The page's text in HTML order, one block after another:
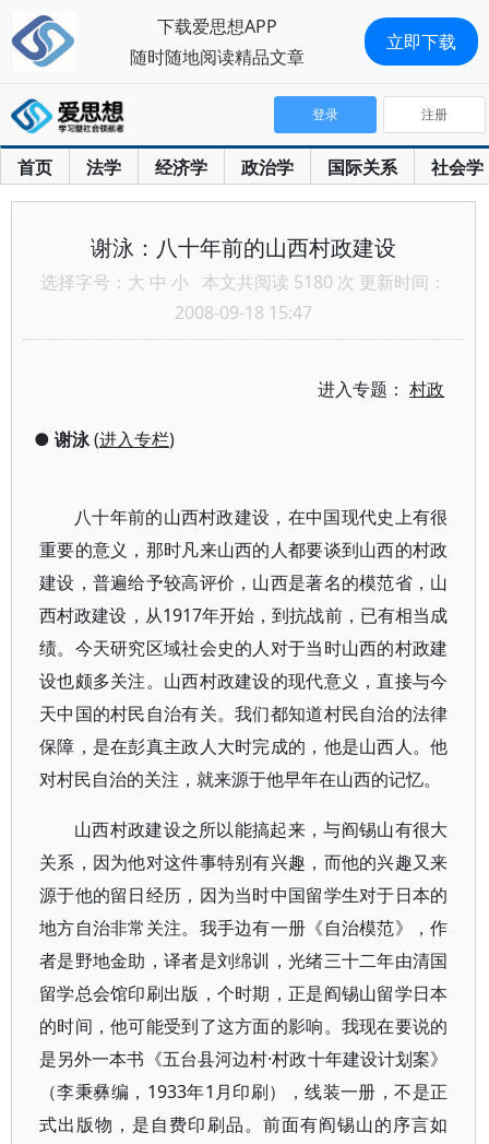
首页 法学 经济学 政治学 国际关系 社会学
登录 注册
谢泳：八十年前的山西村政建设
选择字号： 大 中 小 本文共阅读 5180 次 更新时间：
2008-09-18 15:47
进入专题：村政
● 谢泳(进入专栏)
八十年前的山西村政建设，在中国现代史上有很
重要的意义，那时凡来山西的人都要谈到山西的村政
建设，普遍给予较高评价，山西是著名的模范省，山
西村政建设，从1917年开始，到抗战前，已有相当成
绩。今天研究区域社会史的人对于当时山西的村政建
设也颇多关注。山西村政建设的现代意义，直接与今
天中国的村民自治有关。我们都知道村民自治的法律
保障，是在彭真主政人大时完成的，他是山西人。他
对村民自治的关注，就来源于他早年在山西的记忆。
山西村政建设之所以能搞起来，与阎锡山有很大
关系，因为他对这件事特别有兴趣，而他的兴趣又来
源于他的留日经历，因为当时中国留学生对于日本的
地方自治非常关注。我手边有一册《自治模范》，作
者是野地金助，译者是刘绵训，光绪三十二年由清国
留学总会馆印刷出版，个时期，正是阎锡山留学日本
的时间，他可能受到了这方面的影响。我现在要说的
是另外一本书《五台县河边村·村政十年建设计划案》
（李秉彝编，1933年1月印刷），线装一册，不是正
式出版物，是自费印刷品。前面有阎锡山的序言如
下载爱思想APP
随时随地阅读精品文章
立即下载